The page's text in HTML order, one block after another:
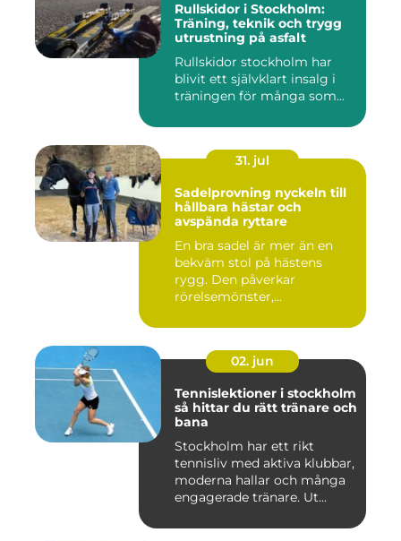
Rullskidor i Stockholm:
Träning, teknik och trygg
utrustning på asfalt
Rullskidor stockholm har
blivit ett självklart insalg i
träningen för många som...
31. jul
Sadelprovning nyckeln till
hållbara hästar och
avspända ryttare
En bra sadel är mer än en
bekväm stol på hästens
rygg. Den påverkar
rörelsemönster,
02. jun
Tennislektioner i stockholm
så hittar du rätt tränare och
bana
Stockholm har ett rikt
tennisliv med aktiva klubbar,
moderna hallar och många
engagerade tränare. Ut...